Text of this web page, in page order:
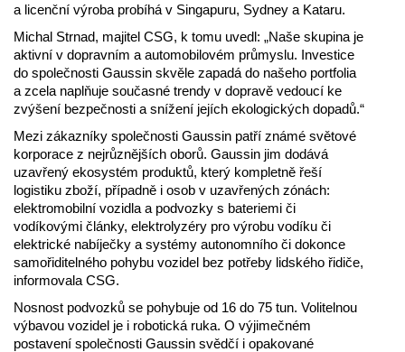
a licenční výroba probíhá v Singapuru, Sydney a Kataru.
Michal Strnad, majitel CSG, k tomu uvedl: „Naše skupina je
aktivní v dopravním a automobilovém průmyslu. Investice
do společnosti Gaussin skvěle zapadá do našeho portfolia
a zcela naplňuje současné trendy v dopravě vedoucí ke
zvýšení bezpečnosti a snížení jejích ekologických dopadů.“
Mezi zákazníky společnosti Gaussin patří známé světové
korporace z nejrůznějších oborů. Gaussin jim dodává
uzavřený ekosystém produktů, který kompletně řeší
logistiku zboží, případně i osob v uzavřených zónách:
elektromobilní vozidla a podvozky s bateriemi či
vodíkovými články, elektrolyzéry pro výrobu vodíku či
elektrické nabíječky a systémy autonomního či dokonce
samořiditelného pohybu vozidel bez potřeby lidského řidiče,
informovala CSG.
Nosnost podvozků se pohybuje od 16 do 75 tun. Volitelnou
výbavou vozidel je i robotická ruka. O výjimečném
postavení společnosti Gaussin svědčí i opakované